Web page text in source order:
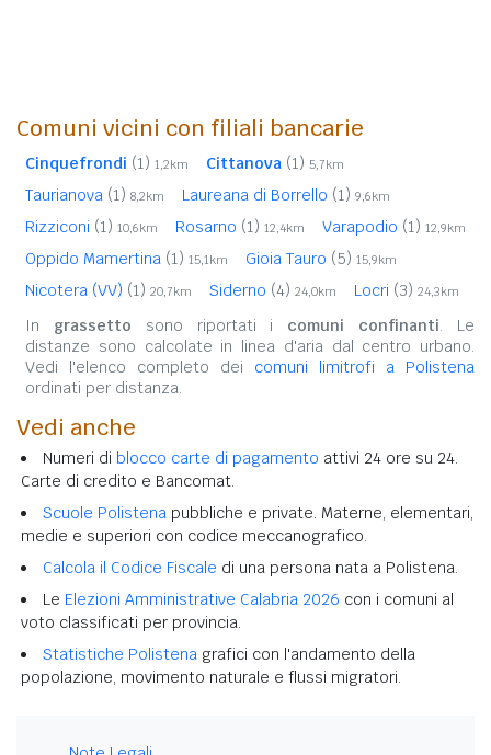
Comuni vicini con filiali bancarie
Cinquefrondi (1) 1,2km Cittanova (1) 5,7km
Taurianova (1) 8,2km Laureana di Borrello (1) 9,6km
Rizziconi (1) 10,6km Rosarno (1) 12,4km Varapodio (1) 12,9km
Oppido Mamertina (1) 15,1km Gioia Tauro (5) 15,9km
Nicotera (VV) (1) 20,7km Siderno (4) 24,0km Locri (3) 24,3km
In grassetto sono riportati i comuni confinanti. Le
distanze sono calcolate in linea d'aria dal centro urbano.
Vedi l'elenco completo dei comuni limitrofi a Polistena
ordinati per distanza.
Vedi anche
Numeri di blocco carte di pagamento attivi 24 ore su 24.
Carte di credito e Bancomat.
Scuole Polistena pubbliche e private. Materne, elementari,
medie e superiori con codice meccanografico.
Calcola il Codice Fiscale di una persona nata a Polistena.
Le Elezioni Amministrative Calabria 2026 con i comuni al
voto classificati per provincia.
Statistiche Polistena grafici con l'andamento della
popolazione, movimento naturale e flussi migratori.